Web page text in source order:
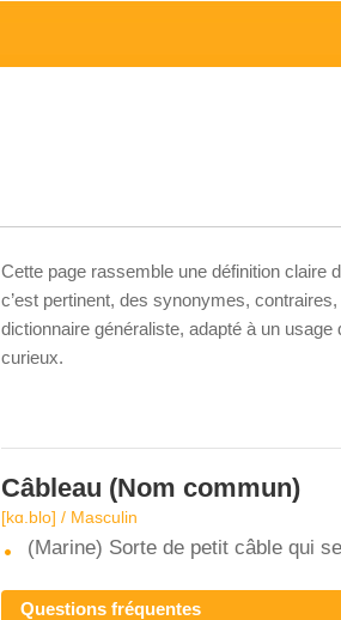
Cette page rassemble une définition claire
c’est pertinent, des synonymes,
dictionnaire généraliste, adapté à un
curieux.
Câbleau (Nom commun)
[kɑ.blo] / Masculin
(Marine) Sorte de petit câble qui
Questions fréquentes